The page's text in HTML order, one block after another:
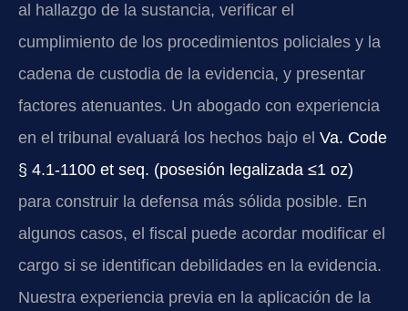
al hallazgo de la sustancia, verificar el
cumplimiento de los procedimientos policiales y la
cadena de custodia de la evidencia, y presentar
factores atenuantes. Un abogado con experiencia
en el tribunal evaluará los hechos bajo el Va. Code
§ 4.1-1100 et seq. (posesión legalizada ≤1 oz)
para construir la defensa más sólida posible. En
algunos casos, el fiscal puede acordar modificar el
cargo si se identifican debilidades en la evidencia.
Nuestra experiencia previa en la aplicación de la